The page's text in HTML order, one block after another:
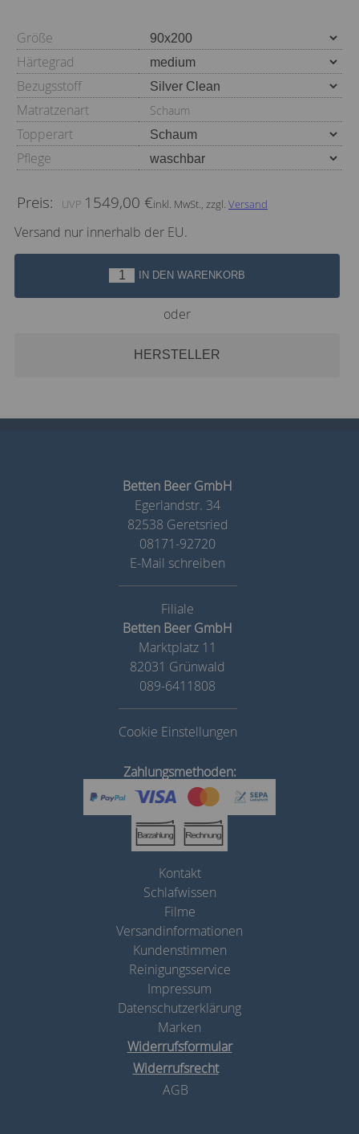
Größe
Härtegrad
Bezugsstoff
Matratzenart
Schaum
Topperart
Pflege
Preis: 1549,00 €inkl. MwSt., zzgl. Versand
Versand nur innerhalb der EU.
IN DEN WARENKORB
oder
HERSTELLER
Betten Beer GmbH
Egerlandstr. 34
82538 Geretsried
08171-92720
E-Mail schreiben
Betten Beer GmbH
Marktplatz 11
82031 Grünwald
089-6411808
Cookie Einstellungen
Zahlungsmethoden:
Kontakt
Schlafwissen
Filme
Versandinformationen
Kundenstimmen
Reinigungsservice
Impressum
Datenschutzerklärung
Marken
Widerrufsformular
Widerrufsrecht
AGB